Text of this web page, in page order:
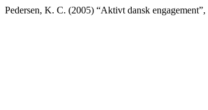
Pedersen, K. C. (2005) “Aktivt dansk engagement”,